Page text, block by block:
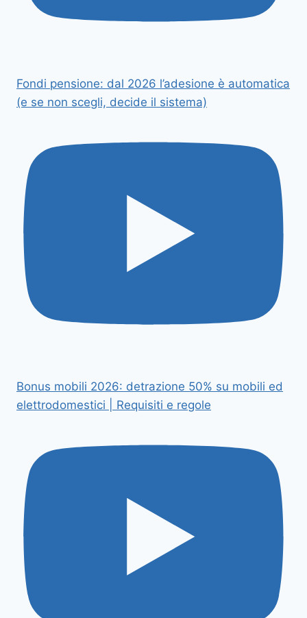
Fondi pensione: dal 2026 l’adesione è automatica
(e se non scegli, decide il sistema)
Bonus mobili 2026: detrazione 50% su mobili ed
elettrodomestici | Requisiti e regole